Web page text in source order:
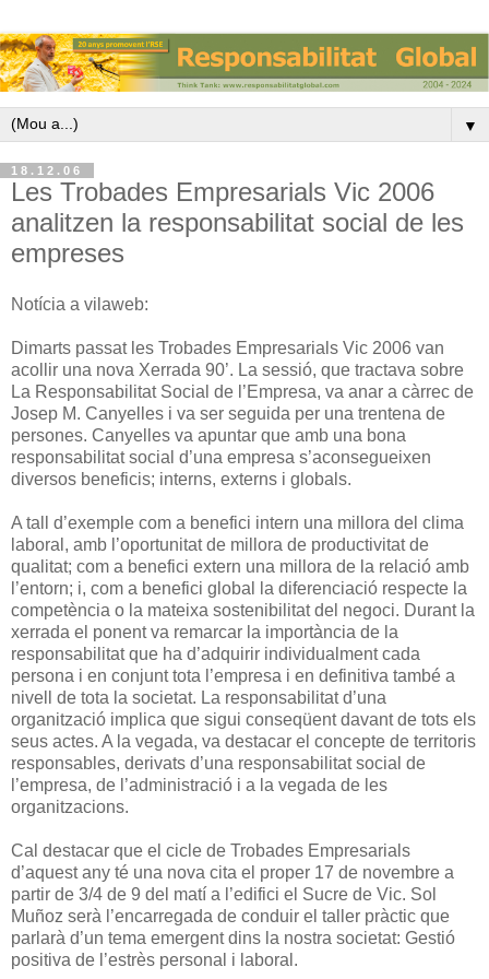
▼
18.12.06
Les Trobades Empresarials Vic 2006
analitzen la responsabilitat social de les
empreses
Notícia a vilaweb:
Dimarts passat les Trobades Empresarials Vic 2006 van
acollir una nova Xerrada 90’. La sessió, que tractava sobre
La Responsabilitat Social de l’Empresa, va anar a càrrec de
Josep M. Canyelles i va ser seguida per una trentena de
persones. Canyelles va apuntar que amb una bona
responsabilitat social d’una empresa s’aconsegueixen
diversos beneficis; interns, externs i globals.
A tall d’exemple com a benefici intern una millora del clima
laboral, amb l’oportunitat de millora de productivitat de
qualitat; com a benefici extern una millora de la relació amb
l’entorn; i, com a benefici global la diferenciació respecte la
competència o la mateixa sostenibilitat del negoci. Durant la
xerrada el ponent va remarcar la importància de la
responsabilitat que ha d’adquirir individualment cada
persona i en conjunt tota l’empresa i en definitiva també a
nivell de tota la societat. La responsabilitat d’una
organització implica que sigui conseqüent davant de tots els
seus actes. A la vegada, va destacar el concepte de territoris
responsables, derivats d’una responsabilitat social de
l’empresa, de l’administració i a la vegada de les
organitzacions.
Cal destacar que el cicle de Trobades Empresarials
d’aquest any té una nova cita el proper 17 de novembre a
partir de 3/4 de 9 del matí a l’edifici el Sucre de Vic. Sol
Muñoz serà l’encarregada de conduir el taller pràctic que
parlarà d’un tema emergent dins la nostra societat: Gestió
positiva de l’estrès personal i laboral.